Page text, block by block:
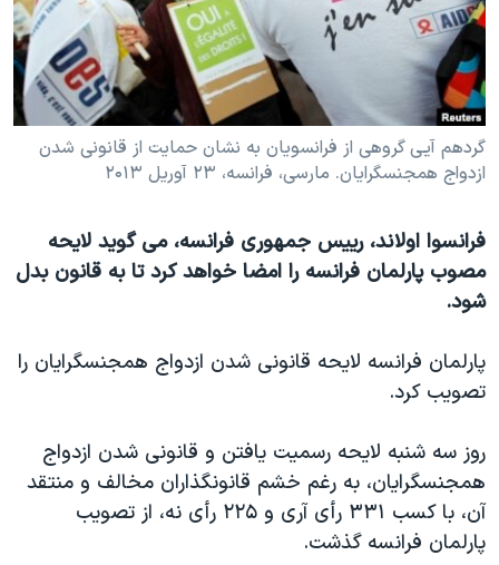
فرهنگ و زندگی
حقوق شهروندی
اقتصادی
علم و فناوری
اسرائیل در جنگ
آرشیو پخش زنده
مستندها
انتخابات ریاست جمهوری آمریکا ۲۰۲۴
حمله جمهوری اسلامی به اسرائیل
رمز مهسا
ورزش زنان در ایران
مجموعه مستندهای دادخواهی
تریبونال مردمی آبان ۹۸
چهل سال گروگان‌گیری
اعتراضات مردمی آبان ۹۸
اسرائیل در جنگ
نرگس محمدی برنده جایزه نوبل صلح
دنبال کنید
زبانهای مختلف
گردهم آیی گروهی از فرانسویان به نشان حمایت از قانونی شدن
ازدواج همجنسگرایان. مارسی، فرانسه، ۲۳ آوریل ۲۰۱۳
فرانسوا اولاند، رییس جمهوری فرانسه، می گوید لایحه
مصوب پارلمان فرانسه را امضا خواهد کرد تا به قانون بدل
شود.
پارلمان فرانسه لایحه قانونی شدن ازدواج همجنسگرایان را
تصویب کرد.
روز سه شنبه لایحه رسمیت یافتن و قانونی شدن ازدواج
همجنسگرایان، به رغم خشم قانونگذاران مخالف و منتقد
آن، با کسب ۳۳۱ رأی آری و ۲۲۵ رأی نه، از تصویب
پارلمان فرانسه گذشت.